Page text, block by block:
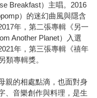
Breakfast）主唱。2016
）的迷幻曲風與隱含
年，第二張專輯《另一
Another Planet）入選
年，第三張專輯《禧年
類專輯獎。
親的相處點滴，也面對身
、音樂創作與料理，是生